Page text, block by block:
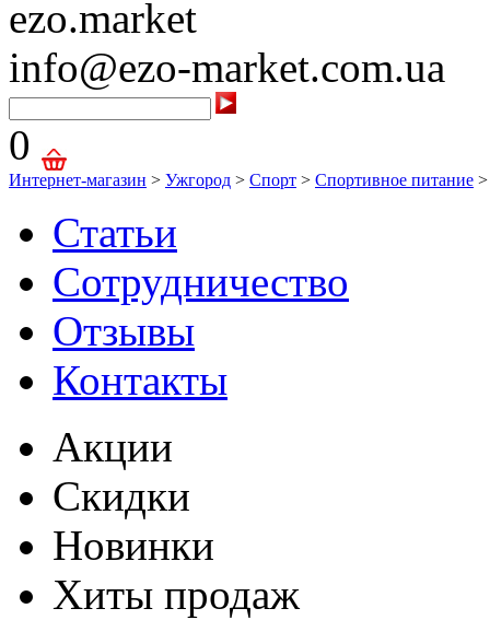
ezo.market
info@ezo-market.com.ua
0
Интернет-магазин > Ужгород > Спорт > Спортивное питание >
Статьи
Сотрудничество
Отзывы
Контакты
Акции
Скидки
Новинки
Хиты продаж